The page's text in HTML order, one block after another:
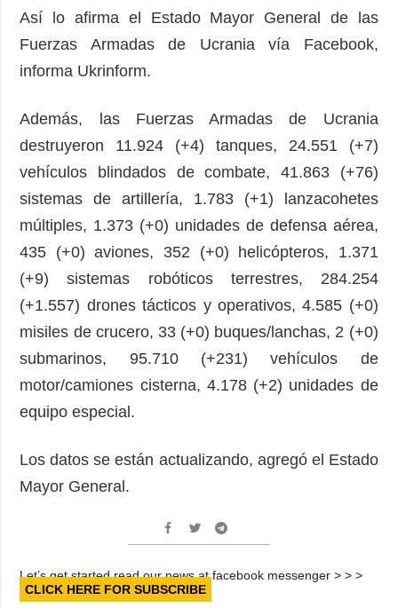
Video
Releases
Así lo afirma el Estado Mayor General de las
Fuerzas Armadas de Ucrania vía Facebook,
informa Ukrinform.
Además, las Fuerzas Armadas de Ucrania
destruyeron 11.924 (+4) tanques, 24.551 (+7)
vehículos blindados de combate, 41.863 (+76)
sistemas de artillería, 1.783 (+1) lanzacohetes
múltiples, 1.373 (+0) unidades de defensa aérea,
435 (+0) aviones, 352 (+0) helicópteros, 1.371
(+9) sistemas robóticos terrestres, 284.254
(+1.557) drones tácticos y operativos, 4.585 (+0)
misiles de crucero, 33 (+0) buques/lanchas, 2 (+0)
submarinos, 95.710 (+231) vehículos de
motor/camiones cisterna, 4.178 (+2) unidades de
equipo especial.
Los datos se están actualizando, agregó el Estado
Mayor General.
Let’s get started read our news at facebook messenger > > >
CLICK HERE FOR SUBSCRIBE